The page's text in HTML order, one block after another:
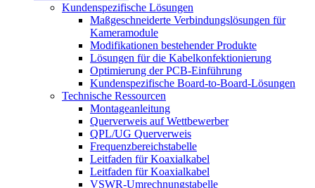
Kundenspezifische Lösungen
Maßgeschneiderte Verbindungslösungen für
Kameramodule
Modifikationen bestehender Produkte
Lösungen für die Kabelkonfektionierung
Optimierung der PCB-Einführung
Kundenspezifische Board-to-Board-Lösungen
Technische Ressourcen
Montageanleitung
Querverweis auf Wettbewerber
QPL/UG Querverweis
Frequenzbereichstabelle
Leitfaden für Koaxialkabel
Leitfaden für Koaxialkabel
VSWR-Umrechnungstabelle